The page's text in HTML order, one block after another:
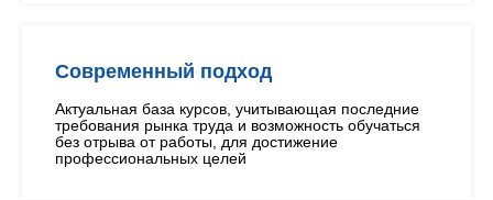
Современный подход
Актуальная база курсов, учитывающая последние
требования рынка труда и возможность обучаться
без отрыва от работы, для достижение
профессиональных целей